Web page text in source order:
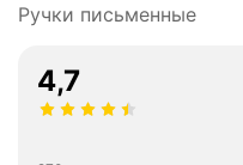
Ручки письменные
4,7